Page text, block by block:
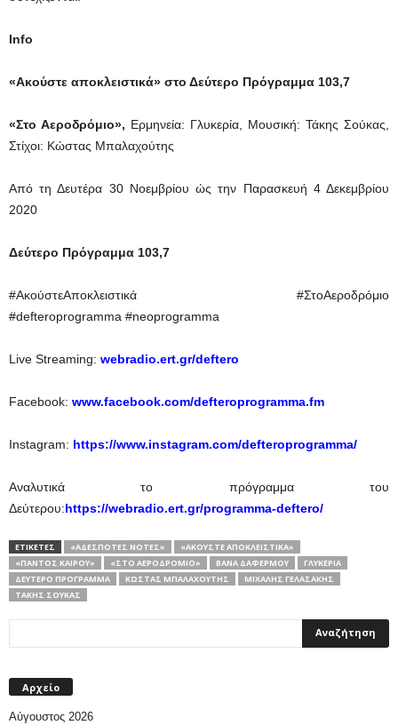
Info
«Ακούστε αποκλειστικά» στο Δεύτερο Πρόγραμμα 103,7
«Στο Αεροδρόμιο», Ερμηνεία: Γλυκερία, Μουσική: Τάκης Σούκας,
Στίχοι: Κώστας Μπαλαχούτης
Από τη Δευτέρα 30 Νοεμβρίου ώς την Παρασκευή 4 Δεκεμβρίου
2020
Δεύτερο Πρόγραμμα 103,7
#ΑκούστεΑποκλειστικά #ΣτοΑεροδρόμιο
#defteroprogramma #neoprogramma
Live Streaming: webradio.ert.gr/deftero
Facebook: www.facebook.com/defteroprogramma.fm
Instagram: https://www.instagram.com/defteroprogramma/
Αναλυτικά το πρόγραμμα του
Δεύτερου:https://webradio.ert.gr/programma-deftero/
ΕΤΙΚΕΤΕΣ «ΑΔΈΣΠΟΤΕΣ ΝΌΤΕΣ»
«ΑΚΟΎΣΤΕ ΑΠΟΚΛΕΙΣΤΙΚΆ»
«ΠΑΝΤΌΣ ΚΑΙΡΟΎ»
«ΣΤΟ ΑΕΡΟΔΡΌΜΙΟ» ΒΆΝΑ ΔΑΦΈΡΜΟΥ
ΓΛΥΚΕΡΊΑ
ΔΕΎΤΕΡΟ ΠΡΌΓΡΑΜΜΑ
ΚΏΣΤΑΣ ΜΠΑΛΑΧΟΎΤΗΣ
ΜΙΧΆΛΗΣ ΓΕΛΑΣΆΚΗΣ
ΤΆΚΗΣ ΣΟΎΚΑΣ
Αρχείο
Αύγουστος 2026